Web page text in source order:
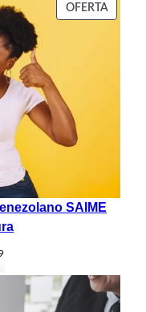
es:
$199,99.
OFERTA
EN
SAIME
El
actual